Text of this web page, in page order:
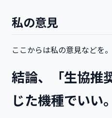
私の意見
ここからは私の意見などを。
結論、「生協推
じた機種でいい